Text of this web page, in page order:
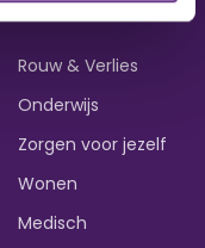
Rouw & Verlies
Onderwijs
Zorgen voor jezelf
Wonen
Medisch